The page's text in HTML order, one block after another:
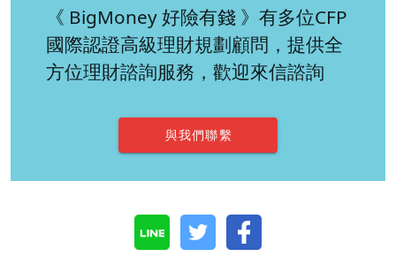
《 BigMoney 好險有錢 》有多位CFP
國際認證高級理財規劃顧問，提供全
方位理財諮詢服務，歡迎來信諮詢
與我們聯繫